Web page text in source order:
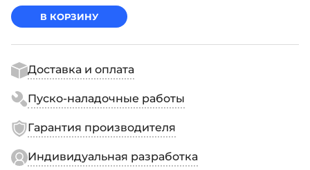
В КОРЗИНУ
Доставка и оплата
Пуско-наладочные работы
Гарантия производителя
Индивидуальная разработка